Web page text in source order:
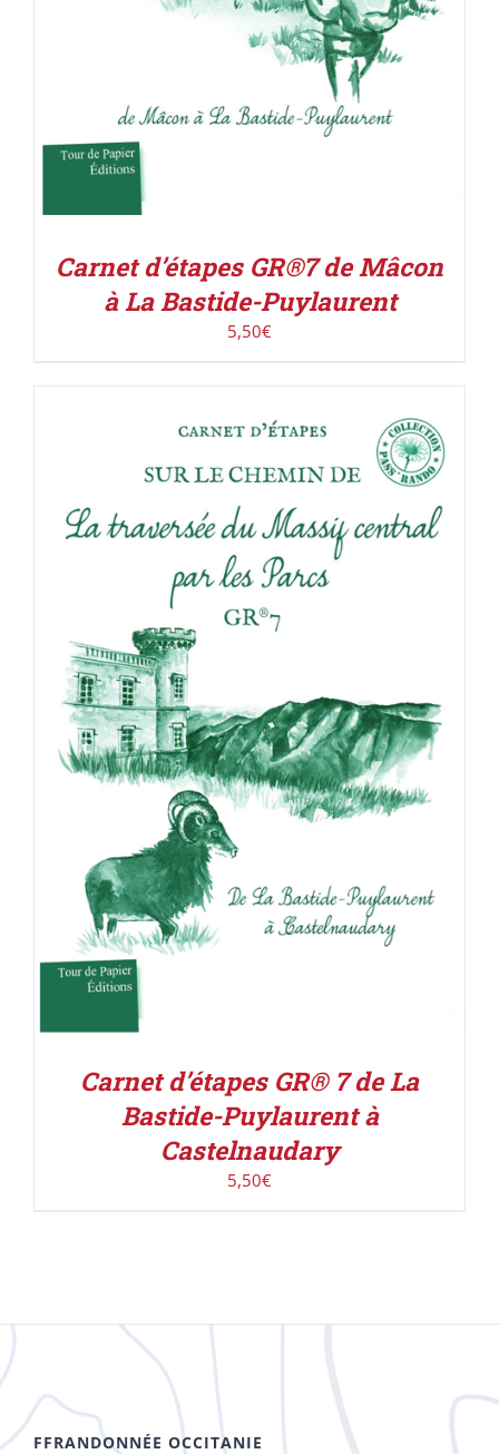
Carnet d’étapes GR®7 de Mâcon
à La Bastide-Puylaurent
5,50€
ACHETER LE PRODUIT / DÉTAILS
Carnet d’étapes GR® 7 de La
Bastide-Puylaurent à
Castelnaudary
5,50€
FFRANDONNÉE OCCITANIE